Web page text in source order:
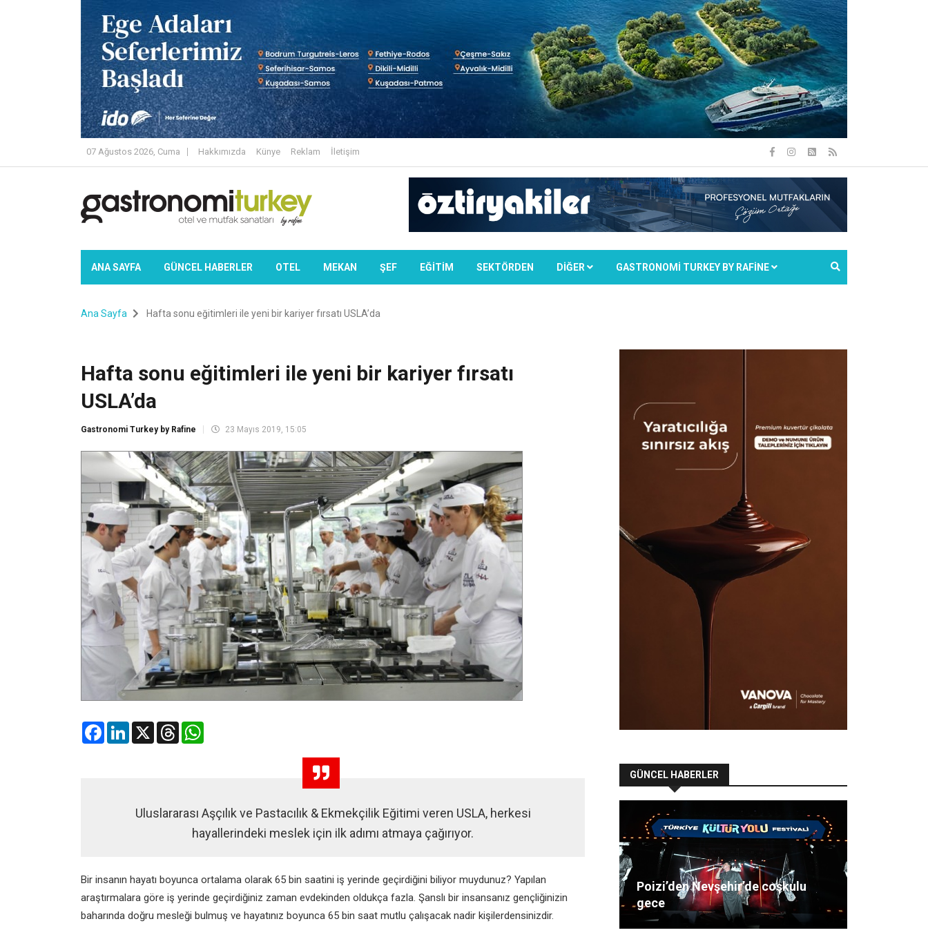
07 Ağustos 2026, Cuma Hakkımızda Künye Reklam İletişim
ANA SAYFA GÜNCEL HABERLER OTEL MEKAN ŞEF EĞİTİM SEKTÖRDEN DIĞER GASTRONOMİ TURKEY BY RAFİNE
Ana Sayfa Hafta sonu eğitimleri ile yeni bir kariyer fırsatı USLA’da
Hafta sonu eğitimleri ile yeni bir kariyer fırsatı
USLA’da
Gastronomi Turkey by Rafine 23 Mayıs 2019, 15:05
FacebookLinkedIn
X Threads
Uluslararası Aşçılık ve Pastacılık & Ekmekçilik Eğitimi veren USLA, herkesi
hayallerindeki meslek için ilk adımı atmaya çağırıyor.
Bir insanın hayatı boyunca ortalama olarak 65 bin saatini iş yerinde geçirdiğini biliyor muydunuz? Yapılan
araştırmalara göre iş yerinde geçirdiğiniz zaman evdekinden oldukça fazla. Şanslı bir insansanız gençliğinizin
baharında doğru mesleği bulmuş ve hayatınız boyunca 65 bin saat mutlu çalışacak nadir kişilerdensinizdir.
GÜNCEL HABERLER
Poizi’den Nevşehir’de coşkulu
gece